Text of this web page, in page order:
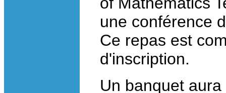
une conférence
Ce repas est
d'inscription.
Un banquet